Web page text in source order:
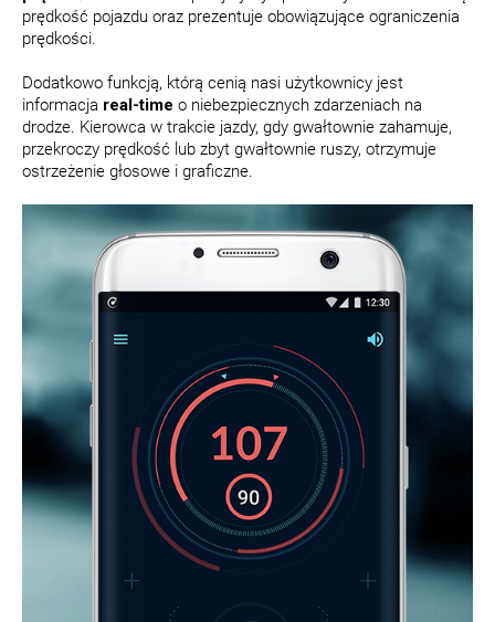
prędkość pojazdu oraz prezentuje obowiązujące ograniczenia
prędkości.
Dodatkowo funkcją, którą cenią nasi użytkownicy jest
informacja real-time o niebezpiecznych zdarzeniach na
drodze. Kierowca w trakcie jazdy, gdy gwałtownie zahamuje,
przekroczy prędkość lub zbyt gwałtownie ruszy, otrzymuje
ostrzeżenie głosowe i graficzne.